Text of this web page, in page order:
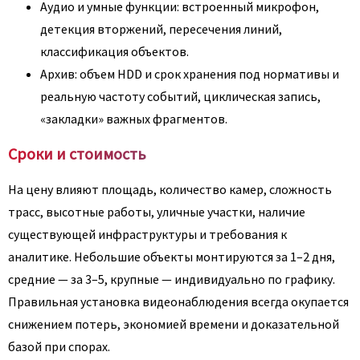
Аудио и умные функции: встроенный микрофон,
детекция вторжений, пересечения линий,
классификация объектов.
Архив: объем HDD и срок хранения под нормативы и
реальную частоту событий, циклическая запись,
«закладки» важных фрагментов.
Сроки и стоимость
На цену влияют площадь, количество камер, сложность
трасс, высотные работы, уличные участки, наличие
существующей инфраструктуры и требования к
аналитике. Небольшие объекты монтируются за 1–2 дня,
средние — за 3–5, крупные — индивидуально по графику.
Правильная установка видеонаблюдения всегда окупается
снижением потерь, экономией времени и доказательной
базой при спорах.